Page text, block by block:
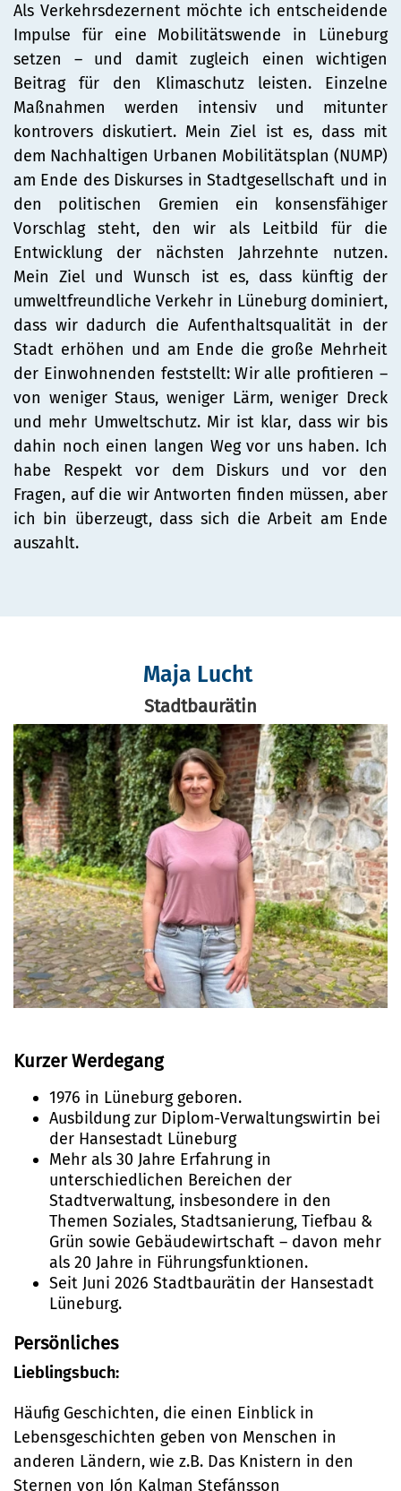
Als Verkehrsdezernent möchte ich entscheidende
Impulse für eine Mobilitätswende in Lüneburg
setzen – und damit zugleich einen wichtigen
Beitrag für den Klimaschutz leisten. Einzelne
Maßnahmen werden intensiv und mitunter
kontrovers diskutiert. Mein Ziel ist es, dass mit
dem Nachhaltigen Urbanen Mobilitätsplan (NUMP)
am Ende des Diskurses in Stadtgesellschaft und in
den politischen Gremien ein konsensfähiger
Vorschlag steht, den wir als Leitbild für die
Entwicklung der nächsten Jahrzehnte nutzen.
Mein Ziel und Wunsch ist es, dass künftig der
umweltfreundliche Verkehr in Lüneburg dominiert,
dass wir dadurch die Aufenthaltsqualität in der
Stadt erhöhen und am Ende die große Mehrheit
der Einwohnenden feststellt: Wir alle profitieren –
von weniger Staus, weniger Lärm, weniger Dreck
und mehr Umweltschutz. Mir ist klar, dass wir bis
dahin noch einen langen Weg vor uns haben. Ich
habe Respekt vor dem Diskurs und vor den
Fragen, auf die wir Antworten finden müssen, aber
ich bin überzeugt, dass sich die Arbeit am Ende
auszahlt.
Maja Lucht
Stadtbaurätin
Kurzer Werdegang
1976 in Lüneburg geboren.
Ausbildung zur Diplom-Verwaltungswirtin bei
der Hansestadt Lüneburg
Mehr als 30 Jahre Erfahrung in
unterschiedlichen Bereichen der
Stadtverwaltung, insbesondere in den
Themen Soziales, Stadtsanierung, Tiefbau &
Grün sowie Gebäudewirtschaft – davon mehr
als 20 Jahre in Führungsfunktionen.
Seit Juni 2026 Stadtbaurätin der Hansestadt
Lüneburg.
Persönliches
Lieblingsbuch:
Häufig Geschichten, die einen Einblick in
Lebensgeschichten geben von Menschen in
anderen Ländern, wie z.B. Das Knistern in den
Sternen von Jón Kalman Stefánsson